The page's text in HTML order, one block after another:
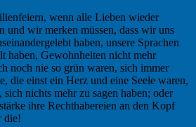
wenn alle Lieben wieder
und wir merken müssen, dass wir uns
haben, unsere Sprachen
haben, Gewohnheiten nicht mehr
noch nie so grün waren, sich immer
die einst ein Herz und eine Seele waren,
nichts mehr zu sagen haben; oder
ihre Rechthabereien an den Kopf
die!